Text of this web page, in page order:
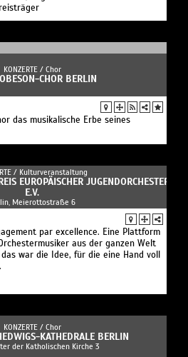
KONZERTE / Chor
CHOR BERLIN
das musikalische Erbe seines
/ Kulturveranstaltung
EUROPÄISCHER JUGENDORCHESTER
E.V.
Meierottostraße 6
par excellence. Eine Plattform
aus der ganzen Welt
war die Idee, für die eine Hand voll
KONZERTE / Chor
KATHEDRALE BERLIN
der Katholischen Kirche 3